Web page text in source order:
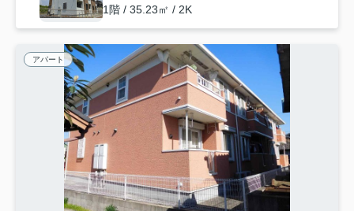
1階 / 35.23㎡ / 2K
アパート